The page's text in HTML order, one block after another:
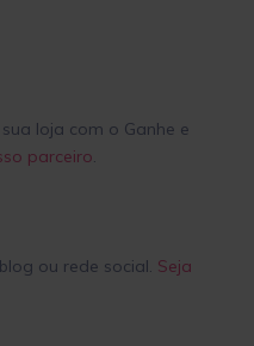
loja com o Ganhe e
parceiro.
ou rede social. Seja